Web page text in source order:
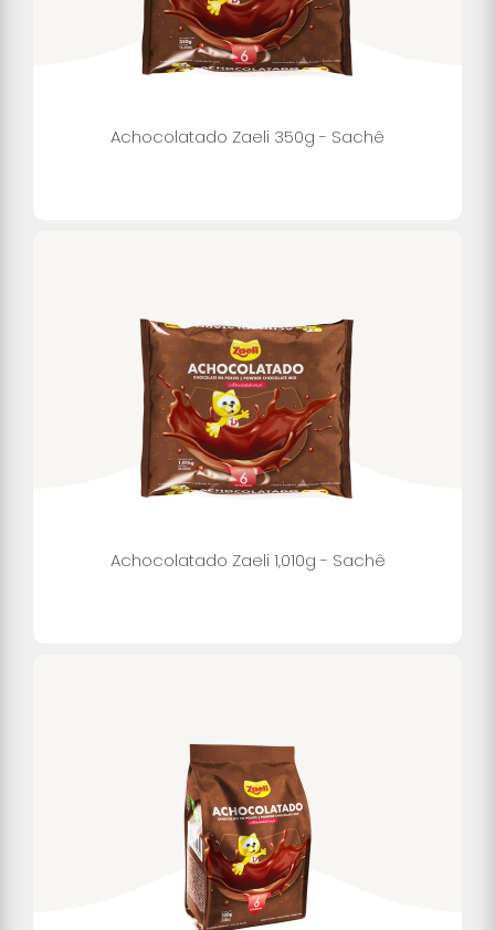
Achocolatado Zaeli 350g - Sachê
Achocolatado Zaeli 1,010g - Sachê